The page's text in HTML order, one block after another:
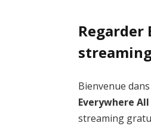
Regarder
Bienvenue
Everywhere
streaming